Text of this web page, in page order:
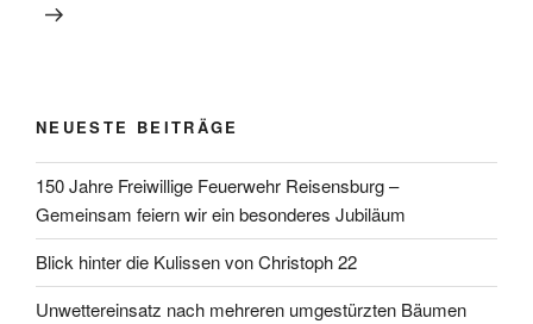
NEUESTE BEITRÄGE
150 Jahre Freiwillige Feuerwehr Reisensburg –
Gemeinsam feiern wir ein besonderes Jubiläum
Blick hinter die Kulissen von Christoph 22
Unwettereinsatz nach mehreren umgestürzten Bäumen